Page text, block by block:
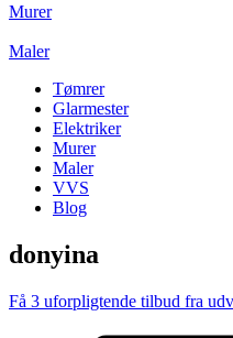
Murer
Maler
Tømrer
Glarmester
Elektriker
Murer
Maler
VVS
Blog
donyina
Få 3 uforpligtende tilbud fra